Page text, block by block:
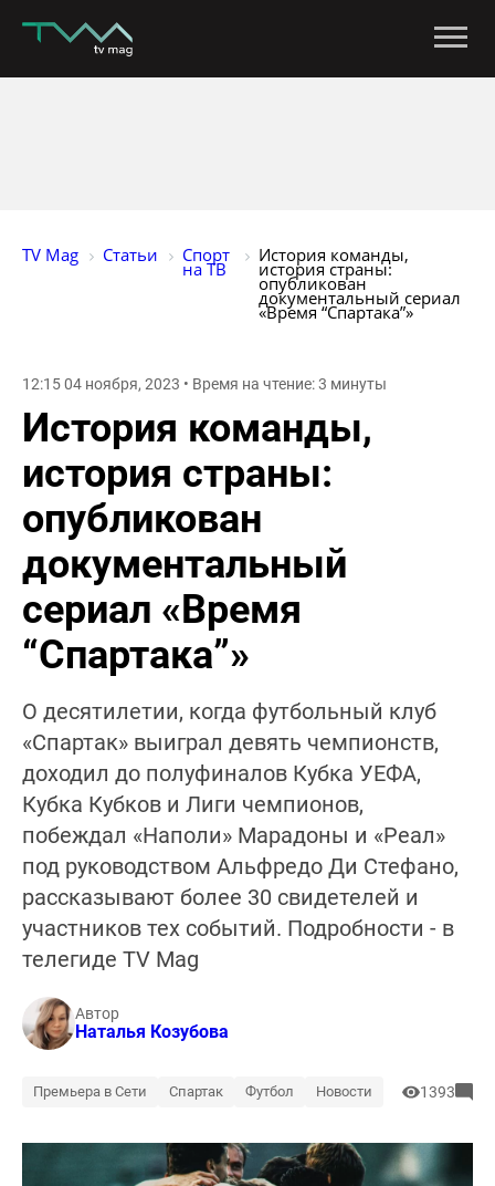
TV Mag Статьи Спорт
на ТВ
История команды,
история страны:
опубликован
документальный сериал
«Время “Спартака”»
12:15 04 ноября, 2023 • Время на чтение: 3 минуты
История команды,
история страны:
опубликован
документальный
сериал «Время
“Спартака”»
О десятилетии, когда футбольный клуб
«Спартак» выиграл девять чемпионств,
доходил до полуфиналов Кубка УЕФА,
Кубка Кубков и Лиги чемпионов,
побеждал «Наполи» Марадоны и «Реал»
под руководством Альфредо Ди Стефано,
рассказывают более 30 свидетелей и
участников тех событий. Подробности - в
телегиде TV Mag
Автор
Наталья Козубова
Премьера в Сети Спартак Футбол Новости 1393